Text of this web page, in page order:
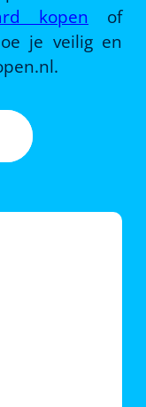
kopen of
je veilig en